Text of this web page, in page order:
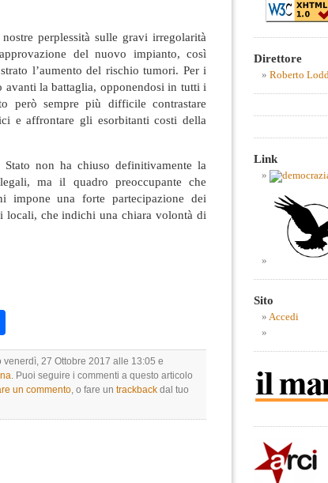
perplessità sulle gravi irregolarità
del nuovo impianto, così
l’aumento del rischio tumori. Per i
avanti la battaglia, opponendosi in tutti i
però sempre più difficile contrastare
e affrontare gli esorbitanti costi della
non ha chiuso definitivamente la
ma il quadro preoccupante che
impone una forte partecipazione dei
locali, che indichi una chiara volontà di
27 Ottobre 2017 alle 13:05 e
. Puoi seguire i commenti a questo articolo
un commento, o fare un trackback dal tuo
Direttore
Roberto
Link
Sito
Accedi